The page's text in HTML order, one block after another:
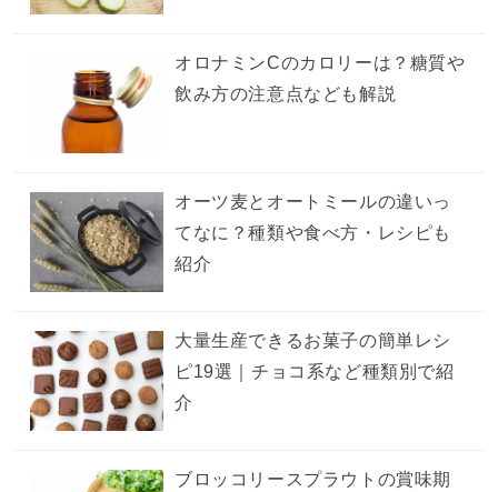
オロナミンCのカロリーは？糖質や
飲み方の注意点なども解説
オーツ麦とオートミールの違いっ
てなに？種類や食べ方・レシピも
紹介
大量生産できるお菓子の簡単レシ
ピ19選｜チョコ系など種類別で紹
介
ブロッコリースプラウトの賞味期